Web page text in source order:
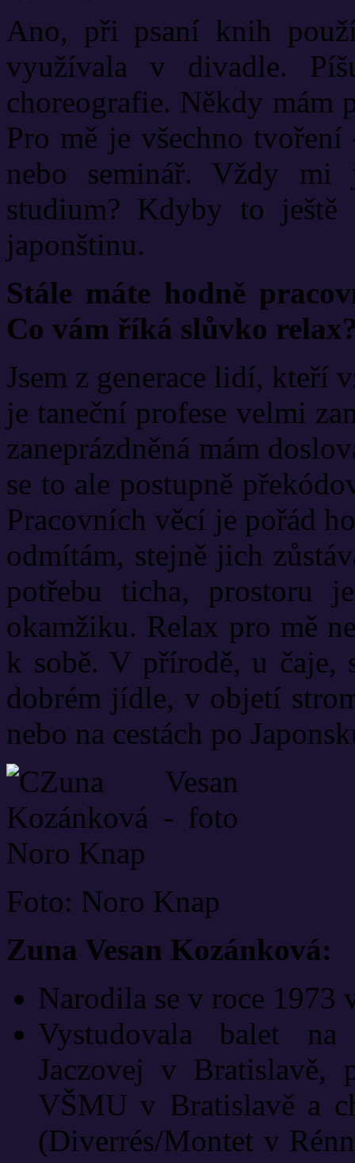
Ano, při psaní knih
využívala v divadle.
choreografie. Někdy mám
Pro mě je všechno
nebo seminář. Vždy
studium? Kdyby to ještě
japonštinu.
Stále máte hodně
Co vám říká slůvko
Jsem z generace lidí, kteří
je taneční profese velmi
zaneprázdněná mám
se to ale postupně
Pracovních věcí je pořád
odmítám, stejně jich
potřebu ticha, prostoru
okamžiku. Relax pro mě
k sobě. V přírodě, u čaje,
dobrém jídle, v objetí
nebo na cestách po
Foto: Noro Knap
Zuna Vesan Kozánková:
Narodila se v roce 1973
Vystudovala balet na
Jaczovej v Bratislavě,
VŠMU v Bratislavě a
(Diverrés/Montet v